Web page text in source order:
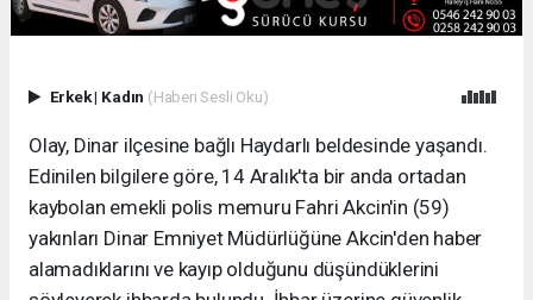
Erkek| Kadın (Haberi Sesli Oku)
Olay, Dinar ilçesine bağlı Haydarlı beldesinde yaşandı.
Edinilen bilgilere göre, 14 Aralık'ta bir anda ortadan
kaybolan emekli polis memuru Fahri Akcin'in (59)
yakınları Dinar Emniyet Müdürlüğüne Akcin'den haber
alamadıklarını ve kayıp olduğunu düşündüklerini